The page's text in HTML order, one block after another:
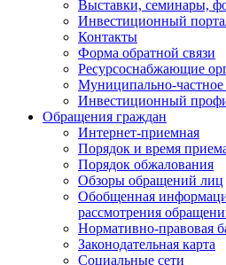
Выставки, семинары,
Инвестиционный
Контакты
Форма обратной связи
Ресурсоснабжающие
Муниципально-частное
Инвестиционный
Обращения граждан
Интернет-приемная
Порядок и время
Порядок обжалования
Обзоры обращений лиц
Обобщенная
рассмотрения
Нормативно-правовая
Законодательная карта
Социальные сети